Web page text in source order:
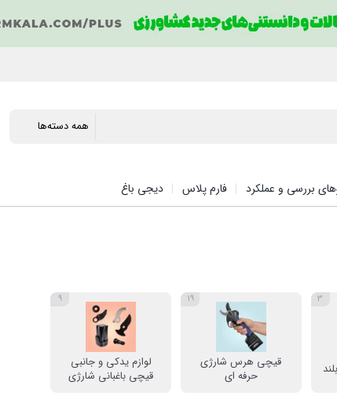
بررسی و عملکرد فارم پلاس دیجی باغ
3
قیچی هرس شارژی
حرفه ای
19
لوازم یدکی و جانبی
قیچی باغبانی شارژی
9